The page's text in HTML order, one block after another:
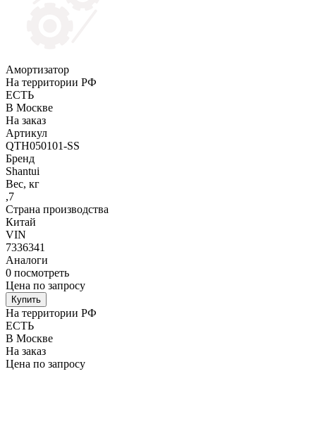
Амортизатор
На территории РФ
ЕСТЬ
В Москве
На заказ
Артикул
QTH050101-SS
Бренд
Shantui
Вес, кг
,7
Страна производства
Китай
VIN
7336341
Аналоги
0 посмотреть
Цена по запросу
Купить
На территории РФ
ЕСТЬ
В Москве
На заказ
Цена по запросу